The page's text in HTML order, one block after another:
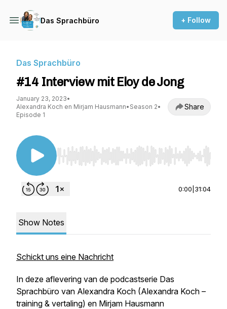
Das Sprachbüro + Follow
Das Sprachbüro
#14 Interview mit Eloy de Jong
January 23, 2023•
Alexandra Koch en Mirjam Hausmann• Season 2•
Episode 1
Share
Use Left/Right to seek, Home/End to jump to
0:00 31:04
Show Notes
Schickt uns eine Nachricht
In deze aflevering van de podcastserie Das
Sprachbüro van Alexandra Koch (Alexandra Koch –
training & vertaling) en Mirjam Hausmann